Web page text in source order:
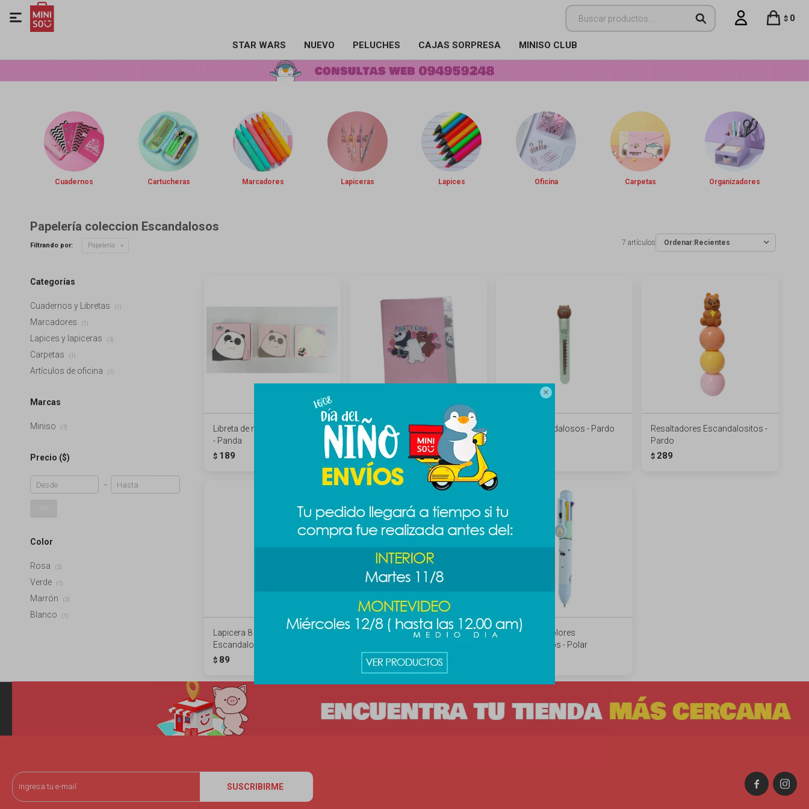

STAR WARS NUEVO PELUCHES CAJAS SORPRESA MINISO CLUB
$ 0

Cuadernos Cartucheras Marcadores Lapiceras Lapices Oficina Carpetas Organizadores
Papelería coleccion Escandalosos
7 artículos Recientes
Filtrando por: Papelería
Libreta de notas Escandalosos
- Panda
$ 189
Carpeta Escandalosos A4
$ 99
Cutter Escandalosos - Pardo
Resaltadores Escandalositos -
Pardo
$ 289
Lapicera 8 colores
Escandalosos - Panda
$ 89
Lapicera 8 colores
89
Lapicera 8 colores
Escandalosos - Polar
Categorías
Cuadernos y Libretas (1)
Marcadores (1)
Lapices y lapiceras (3)
Carpetas (1)
Artículos de oficina (1)
Marcas
Miniso (7)
Precio ($)
Color
Rosa (2)
Verde (1)
Marrón (2)
Blanco (1)
SUSCRIBIRME  